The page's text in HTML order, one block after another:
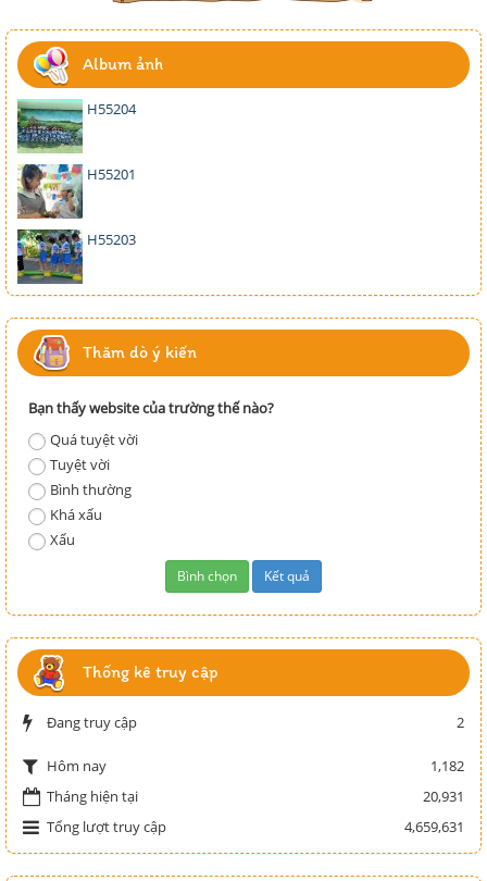
Album ảnh
H55204
H55201
H55203
Thăm dò ý kiến
Bạn thấy website của trường thế nào?
Quá tuyệt vời
Tuyệt vời
Bình thường
Khá xấu
Xấu
Thống kê truy cập
Đang truy cập 2
Hôm nay
1,182
Tháng hiện tại
20,931
Tổng lượt truy cập
4,659,631